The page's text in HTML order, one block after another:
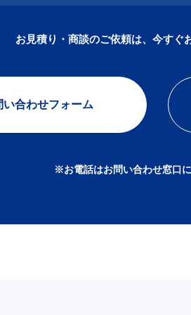
お見積り・商談のご依頼は、今すぐ
い合わせフォーム
※お電話はお問い合わせ窓口に